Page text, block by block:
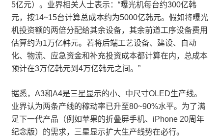
5亿元）。业界相关人士表示：“曝光机每台约300亿韩
元，按14~15台计算总成本约为5000亿韩元。假如将曝光
机投资额的两倍分配给其余设备，其余前道工序设备费用
估算约为1万亿韩元。若将后端工艺设备、建设、自动
化、物流、应急资金和补充投资成本都计算在内，总成本
预计在3万亿韩元到4万亿韩元之间。”
据悉，A3和A4是三星显示的小、中尺寸OLED生产线。
业界认为两条产线的稼动率已升至80~90%水平。为了满
足下一代产品（例如苹果的折叠屏手机、iPhone 20周年
纪念版）的需求，三星显示扩大生产线势在必行。